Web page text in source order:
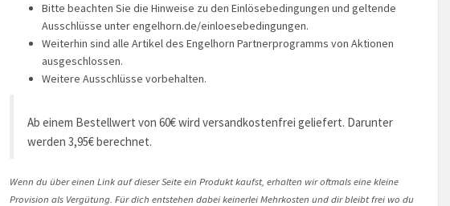
Bitte beachten Sie die Hinweise zu den Einlösebedingungen und geltende
Ausschlüsse unter engelhorn.de/einloesebedingungen.
Weiterhin sind alle Artikel des Engelhorn Partnerprogramms von Aktionen
ausgeschlossen.
Weitere Ausschlüsse vorbehalten.
Ab einem Bestellwert von 60€ wird versandkostenfrei geliefert. Darunter
werden 3,95€ berechnet.
Wenn du über einen Link auf dieser Seite ein Produkt kaufst, erhalten wir oftmals eine kleine
Provision als Vergütung. Für dich entstehen dabei keinerlei Mehrkosten und dir bleibt frei wo du